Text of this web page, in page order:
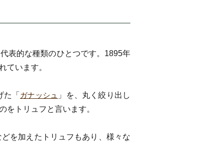
表的な種類のひとつです。1895年
ています。
「 ガナッシュ 」を、丸く絞り出し
をトリュフと言います。
を加えたトリュフもあり、様々な